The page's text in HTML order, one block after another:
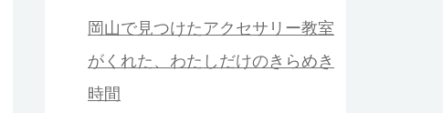
岡山で見つけたアクセサリー教室
がくれた、わたしだけのきらめき
時間